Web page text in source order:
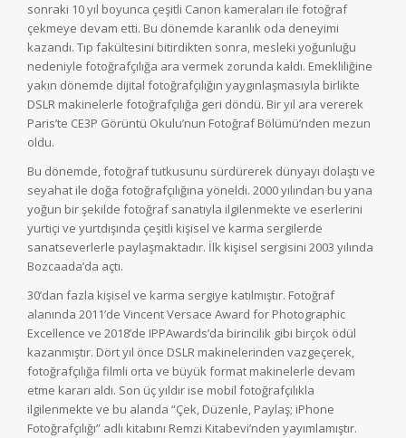
sonraki 10 yıl boyunca çeşitli Canon kameraları ile fotoğraf
çekmeye devam etti. Bu dönemde karanlık oda deneyimi
kazandı. Tıp fakültesini bitirdikten sonra, mesleki yoğunluğu
nedeniyle fotoğrafçılığa ara vermek zorunda kaldı. Emekliliğine
yakın dönemde dijital fotoğrafçılığın yaygınlaşmasıyla birlikte
DSLR makinelerle fotoğrafçılığa geri döndü. Bir yıl ara vererek
Paris’te CE3P Görüntü Okulu’nun Fotoğraf Bölümü’nden mezun
oldu.
Bu dönemde, fotoğraf tutkusunu sürdürerek dünyayı dolaştı ve
seyahat ile doğa fotoğrafçılığına yöneldi. 2000 yılından bu yana
yoğun bir şekilde fotoğraf sanatıyla ilgilenmekte ve eserlerini
yurtiçi ve yurtdışında çeşitli kişisel ve karma sergilerde
sanatseverlerle paylaşmaktadır. İlk kişisel sergisini 2003 yılında
Bozcaada’da açtı.
30’dan fazla kişisel ve karma sergiye katılmıştır. Fotoğraf
alanında 2011’de Vincent Versace Award for Photographic
Excellence ve 2018’de IPPAwards’da birincilik gibi birçok ödül
kazanmıştır. Dört yıl önce DSLR makinelerinden vazgeçerek,
fotoğrafçılığa filmli orta ve büyük format makinelerle devam
etme kararı aldı. Son üç yıldır ise mobil fotoğrafçılıkla
ilgilenmekte ve bu alanda “Çek, Düzenle, Paylaş; iPhone
Fotoğrafçılığı” adlı kitabını Remzi Kitabevi’nden yayımlamıştır.